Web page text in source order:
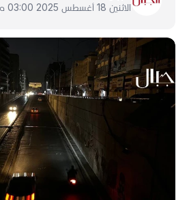
الاثنين 18 أغسطس 2025 03:00 م